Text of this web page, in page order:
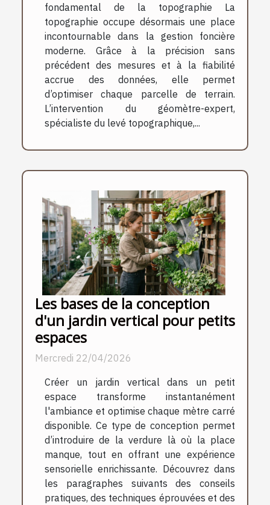
fondamental de la topographie La
topographie occupe désormais une place
incontournable dans la gestion foncière
moderne. Grâce à la précision sans
précédent des mesures et à la fiabilité
accrue des données, elle permet
d’optimiser chaque parcelle de terrain.
L’intervention du géomètre-expert,
spécialiste du levé topographique,...
Les bases de la conception
d'un jardin vertical pour petits
espaces
Mercredi 22/04/2026
Créer un jardin vertical dans un petit
espace transforme instantanément
l'ambiance et optimise chaque mètre carré
disponible. Ce type de conception permet
d’introduire de la verdure là où la place
manque, tout en offrant une expérience
sensorielle enrichissante. Découvrez dans
les paragraphes suivants des conseils
pratiques, des techniques éprouvées et des